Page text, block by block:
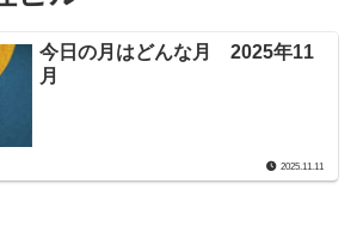
今日の月はどんな月 2025年11
月
2025.11.11